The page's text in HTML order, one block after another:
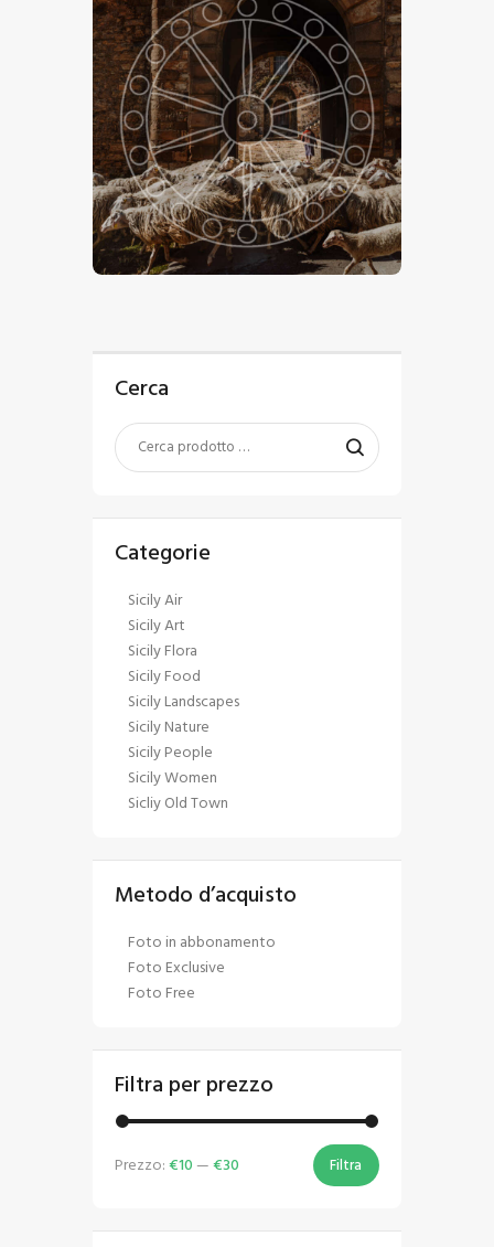
€15.00-€24.00
Cerca
Categorie
Sicily Air
Sicily Art
Sicily Flora
Sicily Food
Sicily Landscapes
Sicily Nature
Sicily People
Sicily Women
Sicliy Old Town
Metodo d’acquisto
Foto in abbonamento
Foto Exclusive
Foto Free
Filtra per prezzo
Filtra
Prezzo:€10 —€30